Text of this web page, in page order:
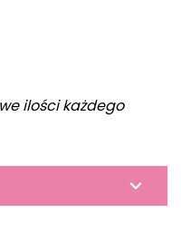
ilości każdego